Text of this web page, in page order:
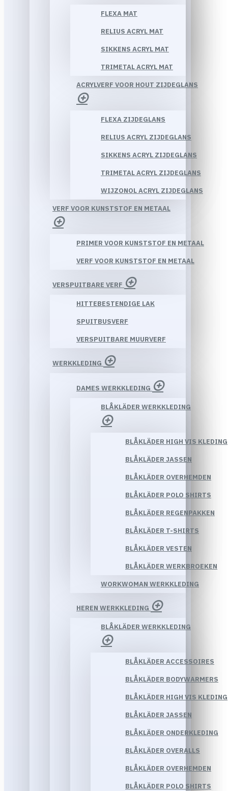
FLEXA MAT
RELIUS ACRYL MAT
SIKKENS ACRYL MAT
TRIMETAL ACRYL MAT
ACRYLVERF VOOR HOUT ZIJDEGLANS
FLEXA ZIJDEGLANS
RELIUS ACRYL ZIJDEGLANS
SIKKENS ACRYL ZIJDEGLANS
TRIMETAL ACRYL ZIJDEGLANS
WIJZONOL ACRYL ZIJDEGLANS
VERF VOOR KUNSTSTOF EN METAAL
PRIMER VOOR KUNSTSTOF EN METAAL
VERF VOOR KUNSTSTOF EN METAAL
VERSPUITBARE VERF
HITTEBESTENDIGE LAK
SPUITBUSVERF
VERSPUITBARE MUURVERF
WERKKLEDING
DAMES WERKKLEDING
BLÅKLÄDER WERKKLEDING
BLÅKLÄDER HIGH VIS KLEDING
BLÅKLÄDER JASSEN
BLÅKLÄDER OVERHEMDEN
BLÅKLÄDER POLO SHIRTS
BLÅKLÄDER REGENPAKKEN
BLÅKLÄDER T-SHIRTS
BLÅKLÄDER VESTEN
BLÅKLÄDER WERKBROEKEN
WORKWOMAN WERKKLEDING
HEREN WERKKLEDING
BLÅKLÄDER WERKKLEDING
BLÅKLÄDER ACCESSOIRES
BLÅKLÄDER BODYWARMERS
BLÅKLÄDER HIGH VIS KLEDING
BLÅKLÄDER JASSEN
BLÅKLÄDER ONDERKLEDING
BLÅKLÄDER OVERALLS
BLÅKLÄDER OVERHEMDEN
BLÅKLÄDER POLO SHIRTS